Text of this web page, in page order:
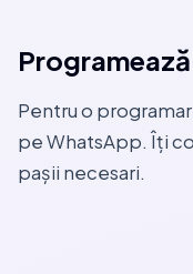
Pentru o
pe WhatsApp. Îți
pașii necesari.